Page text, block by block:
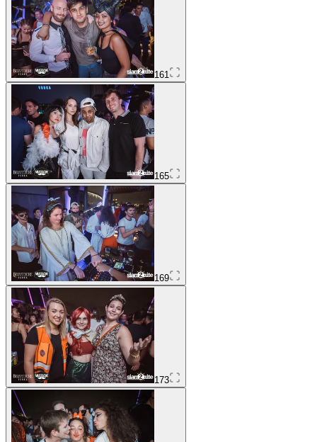
161
165
169
173